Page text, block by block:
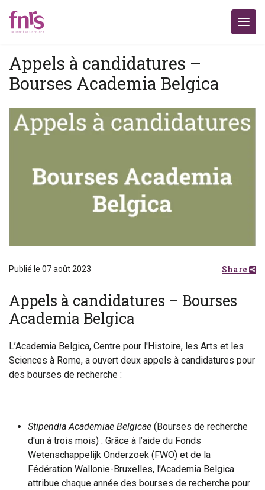
Appels à candidatures –
Bourses Academia Belgica
Publié le 07 août 2023 Share
Appels à candidatures – Bourses
Academia Belgica
L’Academia Belgica, Centre pour l'Histoire, les Arts et les
Sciences à Rome, a ouvert deux appels à candidatures pour
des bourses de recherche :
Stipendia Academiae Belgicae (Bourses de recherche
d'un à trois mois) : Grâce à l’aide du Fonds
Wetenschappelijk Onderzoek (FWO) et de la
Fédération Wallonie-Bruxelles, l'Academia Belgica
attribue chaque année des bourses de recherche pour